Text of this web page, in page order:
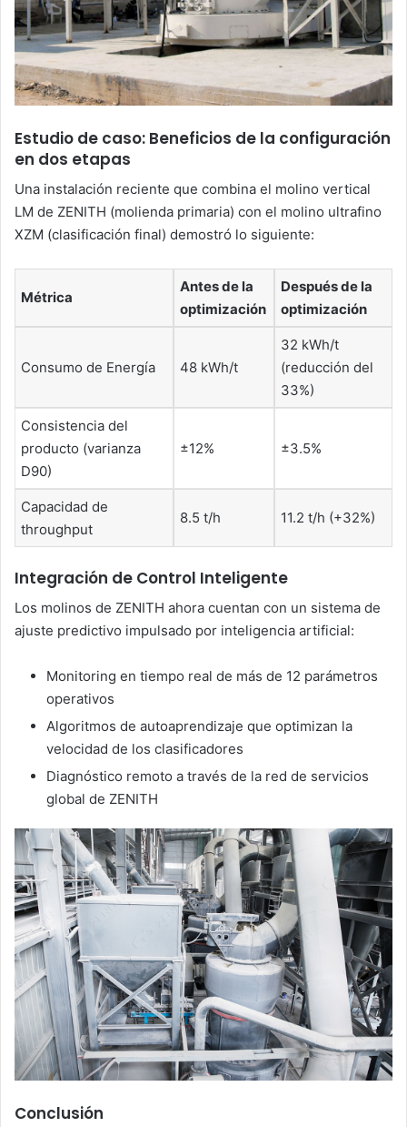
Estudio de caso: Beneficios de la configuración
en dos etapas
Una instalación reciente que combina el molino vertical
LM de ZENITH (molienda primaria) con el molino ultrafino
XZM (clasificación final) demostró lo siguiente:
Métrica
Antes de la
optimización
Después de la
optimización
Consumo de Energía 48 kWh/t
32 kWh/t
(reducción del
33%)
Consistencia del
producto (varianza
D90)
±12% ±3.5%
Capacidad de
throughput
8.5 t/h 11.2 t/h (+32%)
Integración de Control Inteligente
Los molinos de ZENITH ahora cuentan con un sistema de
ajuste predictivo impulsado por inteligencia artificial:
Monitoring en tiempo real de más de 12 parámetros
operativos
Algoritmos de autoaprendizaje que optimizan la
velocidad de los clasificadores
Diagnóstico remoto a través de la red de servicios
global de ZENITH
Conclusión